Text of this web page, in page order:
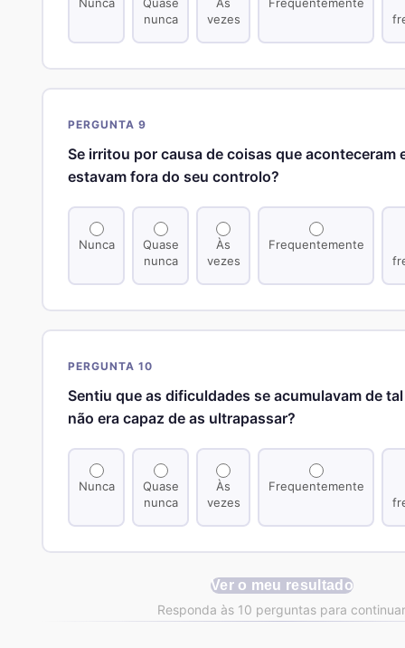
nunca
vezes
PERGUNTA 9
Se irritou por causa de coisas que aconteceram
estavam fora do seu controlo?
Nunca
Quase
nunca
Às
vezes
Frequentemente
PERGUNTA 10
Sentiu que as dificuldades se acumulavam de
não era capaz de as ultrapassar?
Nunca
Quase
nunca
Às
vezes
Frequentemente
Ver o meu resultado
Responda às 10 perguntas para